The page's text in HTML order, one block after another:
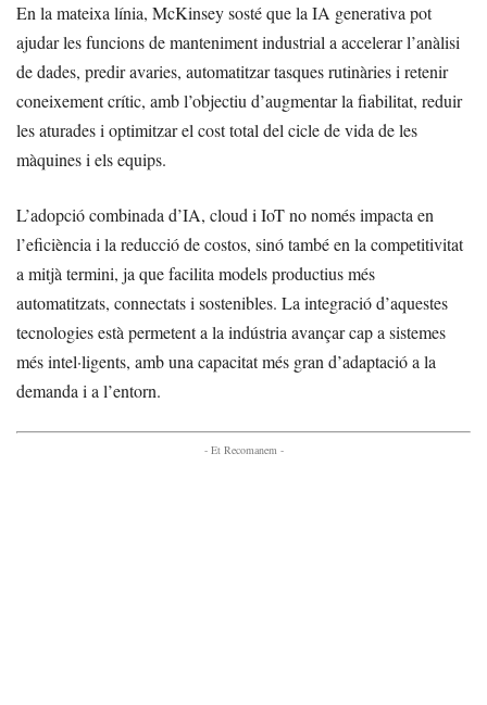
En la mateixa línia, McKinsey sosté que la IA generativa pot
ajudar les funcions de manteniment industrial a accelerar l’anàlisi
de dades, predir avaries, automatitzar tasques rutinàries i retenir
coneixement crític, amb l’objectiu d’augmentar la fiabilitat, reduir
les aturades i optimitzar el cost total del cicle de vida de les
màquines i els equips.
L’adopció combinada d’IA, cloud i IoT no només impacta en
l’eficiència i la reducció de costos, sinó també en la competitivitat
a mitjà termini, ja que facilita models productius més
automatitzats, connectats i sostenibles. La integració d’aquestes
tecnologies està permetent a la indústria avançar cap a sistemes
més intel·ligents, amb una capacitat més gran d’adaptació a la
demanda i a l’entorn.
- Et Recomanem -